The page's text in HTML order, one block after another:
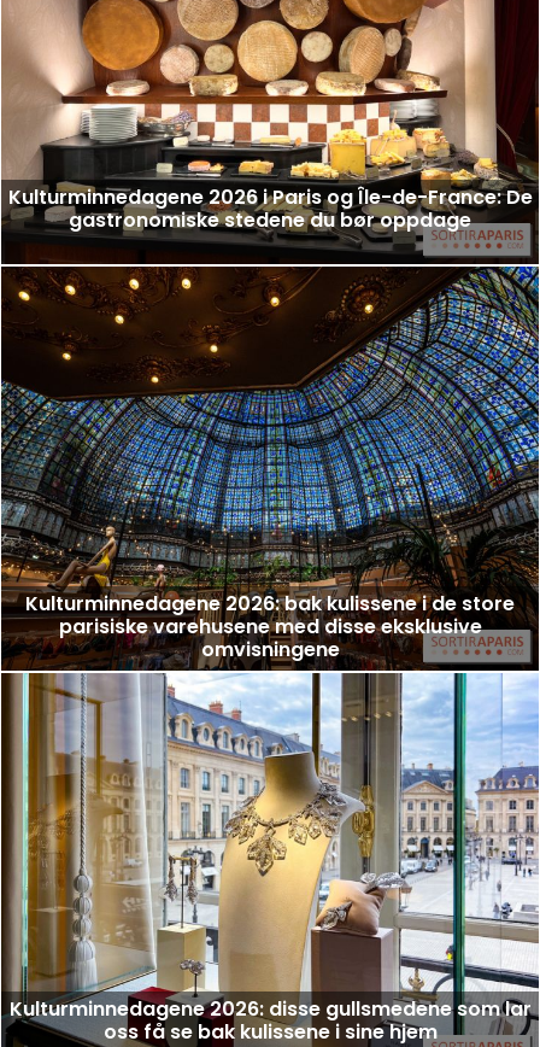
Kulturminnedagene 2026 i Paris og Île-de-France: De
gastronomiske stedene du bør oppdage
Kulturminnedagene 2026: bak kulissene i de store
parisiske varehusene med disse eksklusive
omvisningene
Kulturminnedagene 2026: disse gullsmedene som lar
oss få se bak kulissene i sine hjem